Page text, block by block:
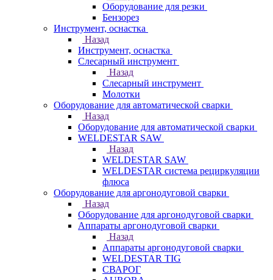
Оборудование для резки
Бензорез
Инструмент, оснастка
Назад
Инструмент, оснастка
Слесарный инструмент
Назад
Слесарный инструмент
Молотки
Оборудование для автоматической сварки
Назад
Оборудование для автоматической сварки
WELDESTAR SAW
Назад
WELDESTAR SAW
WELDESTAR система рециркуляции
флюса
Оборудование для аргонодуговой сварки
Назад
Оборудование для аргонодуговой сварки
Аппараты аргонодуговой сварки
Назад
Аппараты аргонодуговой сварки
WELDESTAR TIG
СВАРОГ